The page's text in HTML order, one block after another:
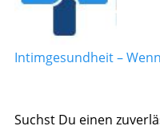
Intimgesundheit –
Suchst Du einen